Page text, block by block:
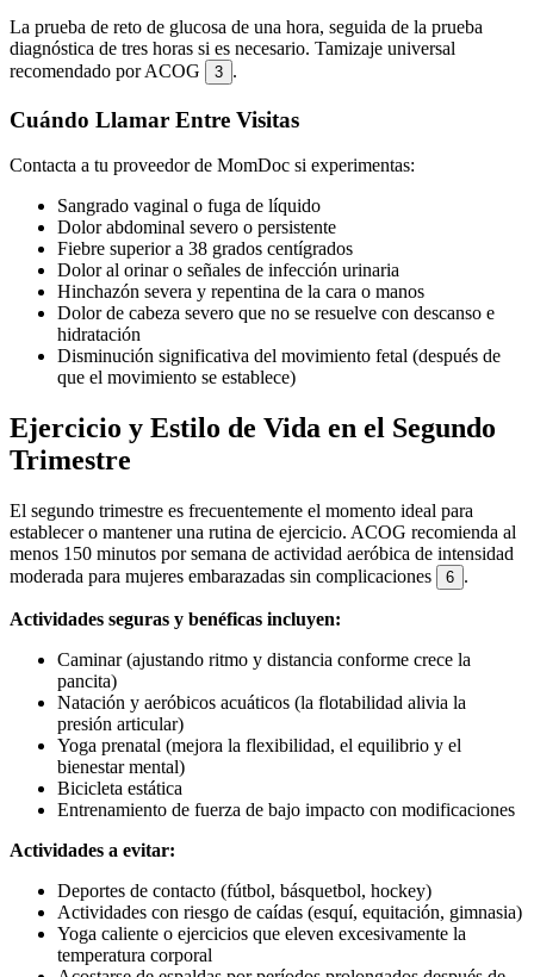
La prueba de reto de glucosa de una hora, seguida de la prueba
diagnóstica de tres horas si es necesario. Tamizaje universal
recomendado por ACOG
3 .
Cuándo Llamar Entre Visitas
Contacta a tu proveedor de MomDoc si experimentas:
Sangrado vaginal o fuga de líquido
Dolor abdominal severo o persistente
Fiebre superior a 38 grados centígrados
Dolor al orinar o señales de infección urinaria
Hinchazón severa y repentina de la cara o manos
Dolor de cabeza severo que no se resuelve con descanso e
hidratación
Disminución significativa del movimiento fetal (después de
que el movimiento se establece)
Ejercicio y Estilo de Vida en el Segundo
Trimestre
El segundo trimestre es frecuentemente el momento ideal para
establecer o mantener una rutina de ejercicio. ACOG recomienda al
menos 150 minutos por semana de actividad aeróbica de intensidad
moderada para mujeres embarazadas sin complicaciones
6 .
Actividades seguras y benéficas incluyen:
Caminar (ajustando ritmo y distancia conforme crece la
pancita)
Natación y aeróbicos acuáticos (la flotabilidad alivia la
presión articular)
Yoga prenatal (mejora la flexibilidad, el equilibrio y el
bienestar mental)
Bicicleta estática
Entrenamiento de fuerza de bajo impacto con modificaciones
Actividades a evitar:
Deportes de contacto (fútbol, básquetbol, hockey)
Actividades con riesgo de caídas (esquí, equitación, gimnasia)
Yoga caliente o ejercicios que eleven excesivamente la
temperatura corporal